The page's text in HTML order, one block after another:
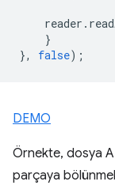
reader .
}
},
false);
DEMO
Örnekte, dosya
parçaya